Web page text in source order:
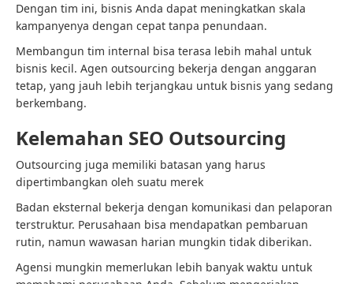
Dengan tim ini, bisnis Anda dapat meningkatkan skala
kampanyenya dengan cepat tanpa penundaan.
Membangun tim internal bisa terasa lebih mahal untuk
bisnis kecil. Agen outsourcing bekerja dengan anggaran
tetap, yang jauh lebih terjangkau untuk bisnis yang sedang
berkembang.
Kelemahan SEO Outsourcing
Outsourcing juga memiliki batasan yang harus
dipertimbangkan oleh suatu merek
Badan eksternal bekerja dengan komunikasi dan pelaporan
terstruktur. Perusahaan bisa mendapatkan pembaruan
rutin, namun wawasan harian mungkin tidak diberikan.
Agensi mungkin memerlukan lebih banyak waktu untuk